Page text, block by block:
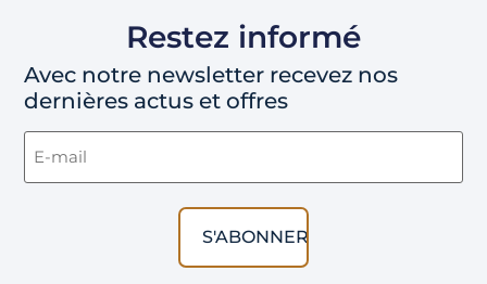
Restez informé
Avec notre newsletter recevez nos
dernières actus et offres
Email